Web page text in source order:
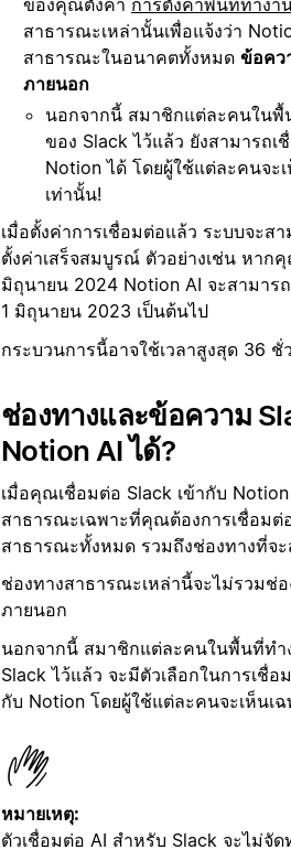
สาธารณะเหล่านั้นเพื่อแจ้งว่า
สาธารณะในอนาคตทั้งหมด ข้อคว
ภายนอก
นอกจากนี้ สมาชิกแต่ละคนในพื้
ของ Slack ไว้แล้ว ยังสามารถ
Notion ได้ โดยผู้ใช้แต่ละคนจะ
เท่านั้น!
เมื่อตั้งค่าการเชื่อมต่อแล้ว ระบบจะ
ตั้งค่าเสร็จสมบูรณ์ ตัวอย่างเช่น หาก
มิถุนายน 2024 Notion AI จะสามา
1 มิถุนายน 2023 เป็นต้นไป
กระบวนการนี้อาจใช้เวลาสูงสุด 36 ชั่
ช่องทางและข้อความ
Notion AI ได้?
เมื่อคุณเชื่อมต่อ Slack เข้ากับ
สาธารณะเฉพาะที่คุณต้องการเชื่อม
สาธารณะทั้งหมด รวมถึงช่องทางที่จ
ช่องทางสาธารณะเหล่านี้จะไม่รวม
ภายนอก
นอกจากนี้ สมาชิกแต่ละคนในพื้นที่ทำ
Slack ไว้แล้ว จะมีตัวเลือกในการเชื่
กับ Notion โดยผู้ใช้แต่ละคนจะเห็นเ
หมายเหตุ:
ตัวเชื่อมต่อ AI สำหรับ Slack จะไม่จั